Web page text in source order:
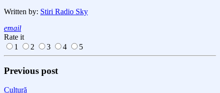
Written by: Stiri Radio Sky
email
Rate it
1
2 3 4 5
Previous post
Cultură